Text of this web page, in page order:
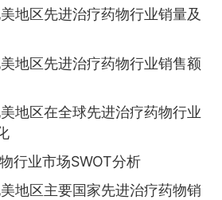
地区先进治疗药物行业销量及
地区先进治疗药物行业销售额
地区在全球先进治疗药物行业
行业市场SWOT分析
地区主要国家先进治疗药物销